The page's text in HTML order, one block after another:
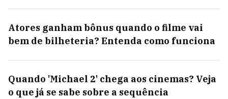
Atores ganham bônus quando o filme vai
bem de bilheteria? Entenda como funciona
Quando 'Michael 2' chega aos cinemas? Veja
o que já se sabe sobre a sequência